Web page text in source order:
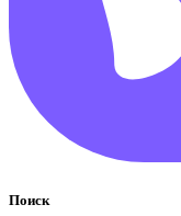
Поиск